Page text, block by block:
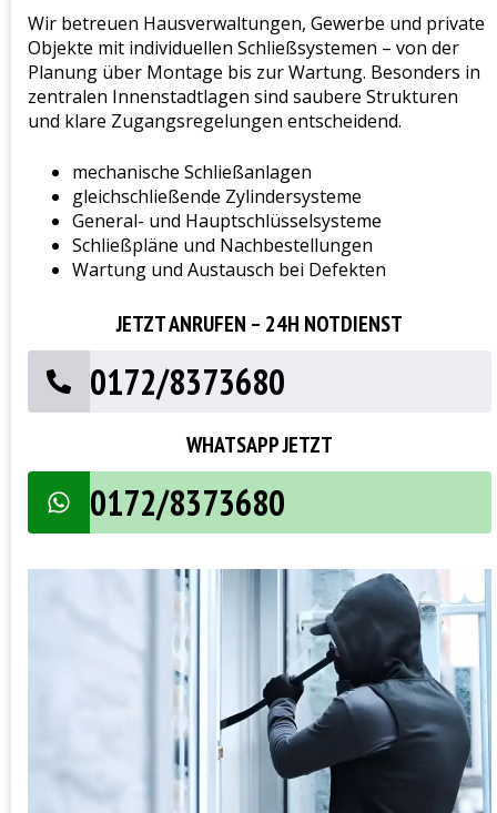
Wir betreuen Hausverwaltungen, Gewerbe und private
Objekte mit individuellen Schließsystemen – von der
Planung über Montage bis zur Wartung. Besonders in
zentralen Innenstadtlagen sind saubere Strukturen
und klare Zugangsregelungen entscheidend.
mechanische Schließanlagen
gleichschließende Zylindersysteme
General- und Hauptschlüsselsysteme
Schließpläne und Nachbestellungen
Wartung und Austausch bei Defekten
JETZT ANRUFEN – 24H NOTDIENST
0172/8373680
WHATSAPP JETZT
0172/8373680